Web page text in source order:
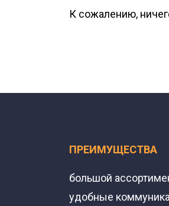
К сожалению,
ПРЕИМУЩЕСТВА
большой
удобные